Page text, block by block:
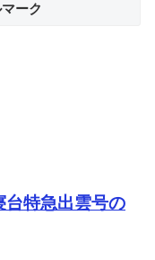
ーク
台特急出雲号の